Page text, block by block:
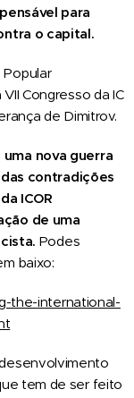
para
o capital.
Congresso da IC
de Dimitrov.
uma nova guerra
contradições
ICOR
de uma
Podes
baixo:
the-international-
tem de ser feito